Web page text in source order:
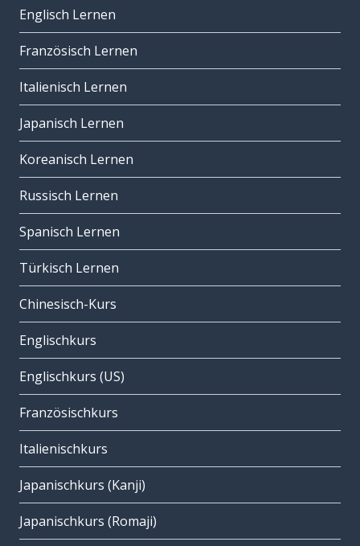
Englisch Lernen
Französisch Lernen
Italienisch Lernen
Japanisch Lernen
Koreanisch Lernen
Russisch Lernen
Spanisch Lernen
Türkisch Lernen
Chinesisch-Kurs
Englischkurs
Englischkurs (US)
Französischkurs
Italienischkurs
Japanischkurs (Kanji)
Japanischkurs (Romaji)